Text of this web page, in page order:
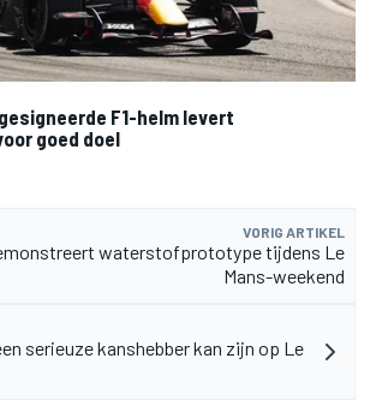
F1-helm levert
goed doel
VORIG ARTIKEL
waterstofprototype tijdens Le
Mans-weekend
serieuze kanshebber kan zijn op Le